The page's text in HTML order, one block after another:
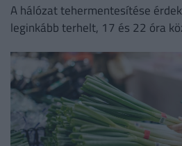
A hálózat tehermentesítése
leginkább terhelt, 17 és 22 óra